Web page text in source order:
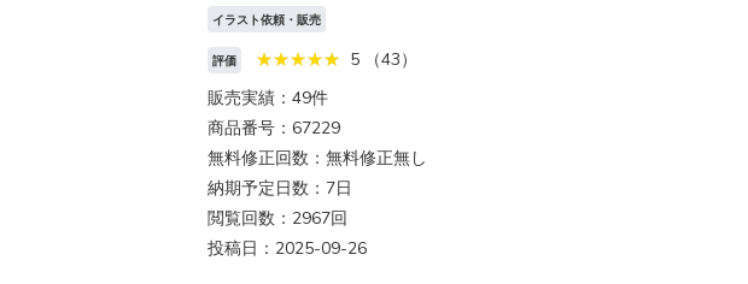
イラスト依頼・販売
評価
5 （43）
販売実績：49件
商品番号：67229
無料修正回数：無料修正無し
納期予定日数：7日
閲覧回数：2967回
投稿日：2025-09-26